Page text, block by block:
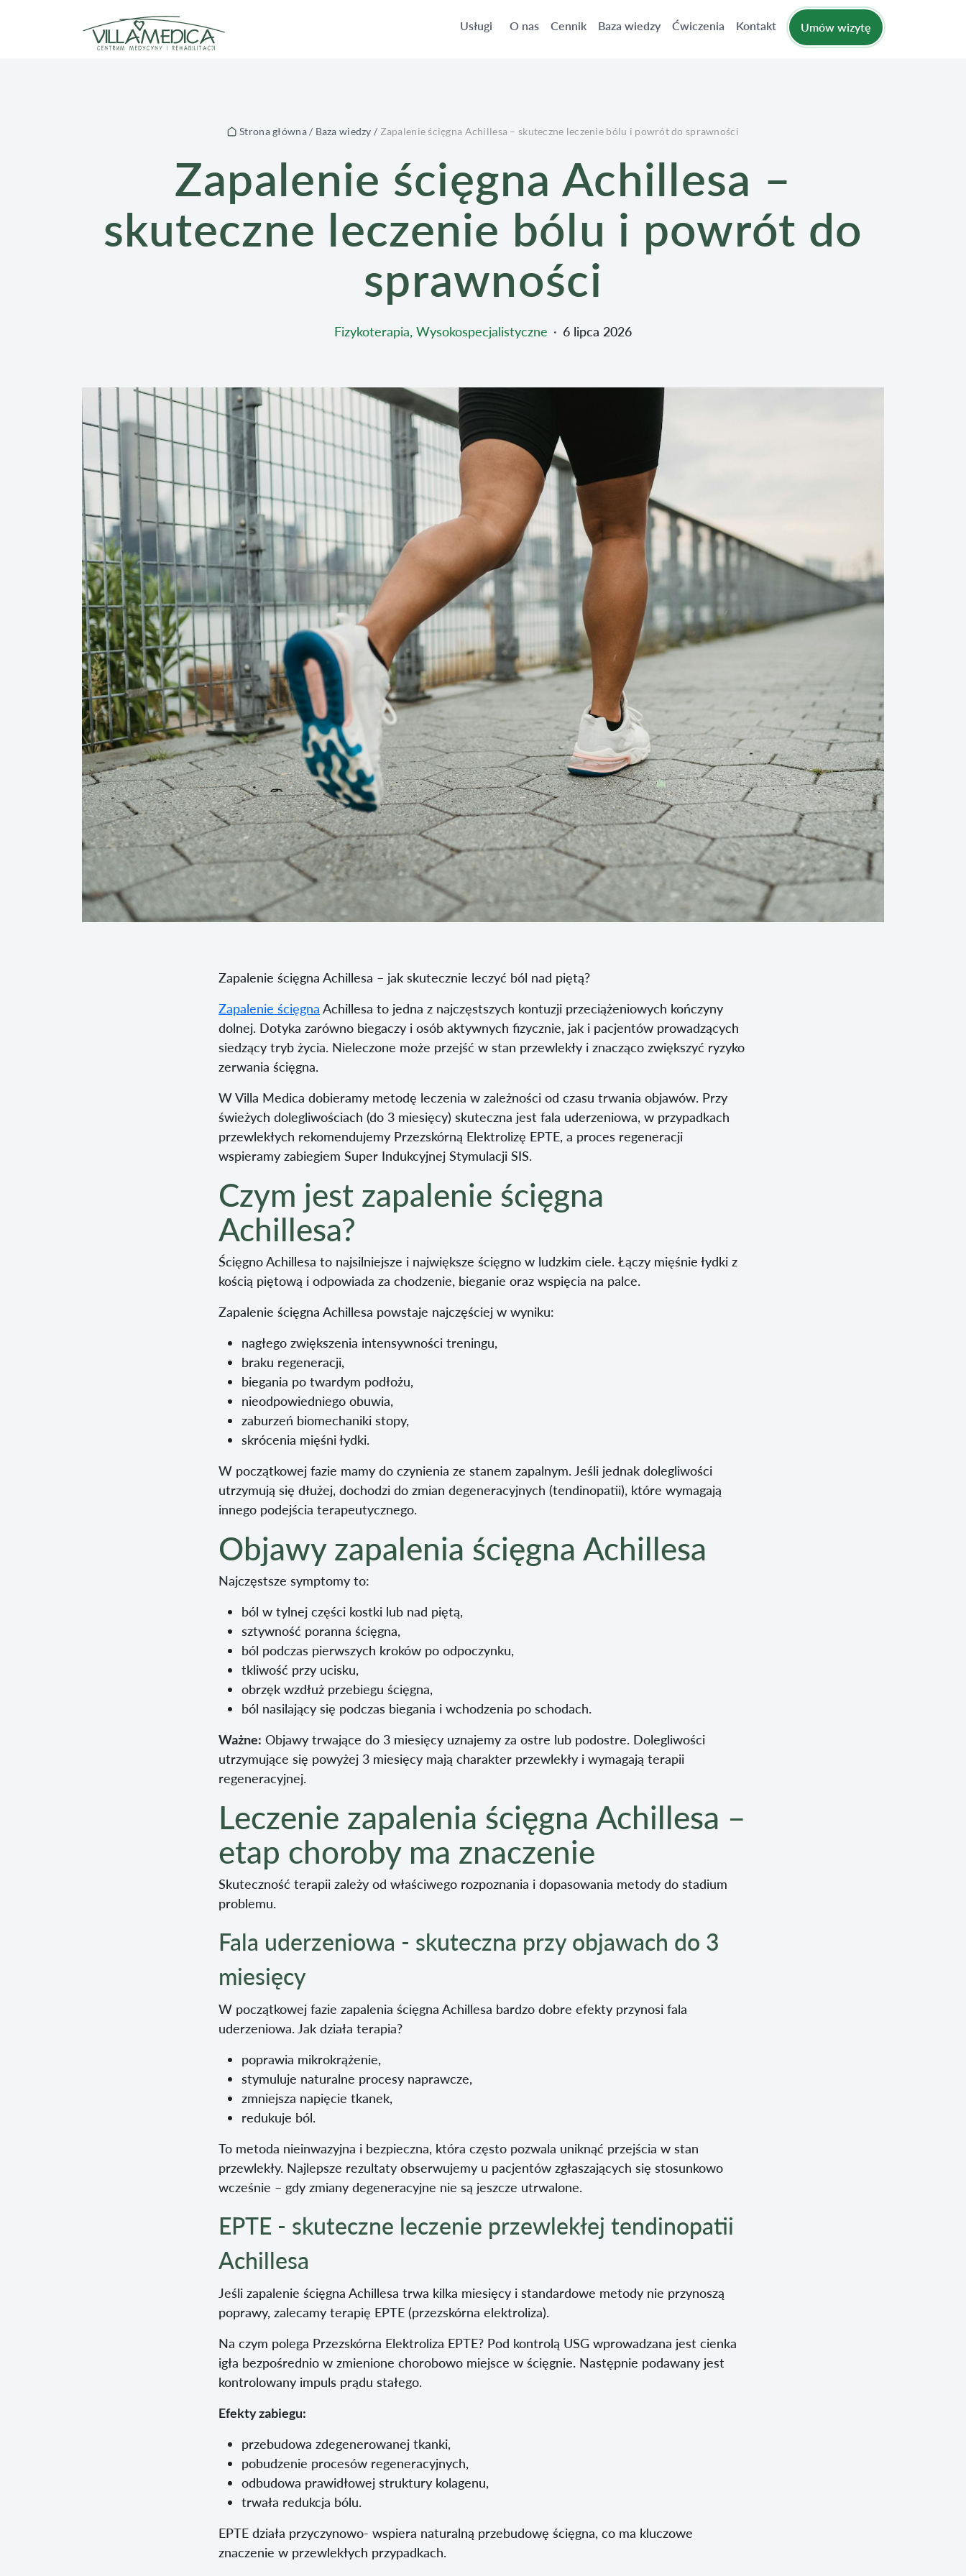
Zapalenie ścięgna Achillesa – skuteczne leczenie bólu i powrót do sprawności
Usługi O nas Cennik Baza wiedzy Ćwiczenia Kontakt Umów wizytę
Strona główna/ Baza wiedzy / Zapalenie ścięgna Achillesa – skuteczne leczenie bólu i powrót do sprawności
Zapalenie ścięgna Achillesa –
skuteczne leczenie bólu i powrót do
sprawności
Fizykoterapia, Wysokospecjalistyczne ∙ 6 lipca 2026
Zapalenie ścięgna Achillesa – jak skutecznie leczyć ból nad piętą?
Zapalenie ścięgna Achillesa to jedna z najczęstszych kontuzji przeciążeniowych kończyny
dolnej. Dotyka zarówno biegaczy i osób aktywnych fizycznie, jak i pacjentów prowadzących
siedzący tryb życia. Nieleczone może przejść w stan przewlekły i znacząco zwiększyć ryzyko
zerwania ścięgna.
W Villa Medica dobieramy metodę leczenia w zależności od czasu trwania objawów. Przy
świeżych dolegliwościach (do 3 miesięcy) skuteczna jest fala uderzeniowa, w przypadkach
przewlekłych rekomendujemy Przezskórną Elektrolizę EPTE, a proces regeneracji
wspieramy zabiegiem Super Indukcyjnej Stymulacji SIS.
Czym jest zapalenie ścięgna
Achillesa?
Ścięgno Achillesa to najsilniejsze i największe ścięgno w ludzkim ciele. Łączy mięśnie łydki z
kością piętową i odpowiada za chodzenie, bieganie oraz wspięcia na palce.
Zapalenie ścięgna Achillesa powstaje najczęściej w wyniku:
nagłego zwiększenia intensywności treningu,
braku regeneracji,
biegania po twardym podłożu,
nieodpowiedniego obuwia,
zaburzeń biomechaniki stopy,
skrócenia mięśni łydki.
W początkowej fazie mamy do czynienia ze stanem zapalnym. Jeśli jednak dolegliwości
utrzymują się dłużej, dochodzi do zmian degeneracyjnych (tendinopatii), które wymagają
innego podejścia terapeutycznego.
Objawy zapalenia ścięgna Achillesa
Najczęstsze symptomy to:
ból w tylnej części kostki lub nad piętą,
sztywność poranna ścięgna,
ból podczas pierwszych kroków po odpoczynku,
tkliwość przy ucisku,
obrzęk wzdłuż przebiegu ścięgna,
ból nasilający się podczas biegania i wchodzenia po schodach.
Ważne: Objawy trwające do 3 miesięcy uznajemy za ostre lub podostre. Dolegliwości
utrzymujące się powyżej 3 miesięcy mają charakter przewlekły i wymagają terapii
regeneracyjnej.
Leczenie zapalenia ścięgna Achillesa –
etap choroby ma znaczenie
Skuteczność terapii zależy od właściwego rozpoznania i dopasowania metody do stadium
problemu.
Fala uderzeniowa - skuteczna przy objawach do 3
miesięcy
W początkowej fazie zapalenia ścięgna Achillesa bardzo dobre efekty przynosi fala
uderzeniowa. Jak działa terapia?
poprawia mikrokrążenie,
stymuluje naturalne procesy naprawcze,
zmniejsza napięcie tkanek,
redukuje ból.
To metoda nieinwazyjna i bezpieczna, która często pozwala uniknąć przejścia w stan
przewlekły. Najlepsze rezultaty obserwujemy u pacjentów zgłaszających się stosunkowo
wcześnie – gdy zmiany degeneracyjne nie są jeszcze utrwalone.
EPTE - skuteczne leczenie przewlekłej tendinopatii
Achillesa
Jeśli zapalenie ścięgna Achillesa trwa kilka miesięcy i standardowe metody nie przynoszą
poprawy, zalecamy terapię EPTE (przezskórna elektroliza).
Na czym polega Przezskórna Elektroliza EPTE? Pod kontrolą USG wprowadzana jest cienka
igła bezpośrednio w zmienione chorobowo miejsce w ścięgnie. Następnie podawany jest
kontrolowany impuls prądu stałego.
Efekty zabiegu:
przebudowa zdegenerowanej tkanki,
pobudzenie procesów regeneracyjnych,
odbudowa prawidłowej struktury kolagenu,
trwała redukcja bólu.
EPTE działa przyczynowo- wspiera naturalną przebudowę ścięgna, co ma kluczowe
znaczenie w przewlekłych przypadkach.